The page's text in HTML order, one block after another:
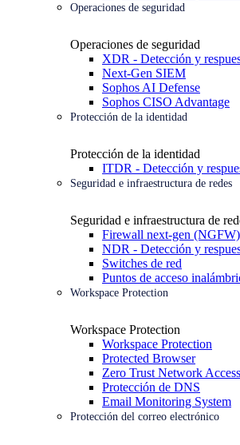
Operaciones de seguridad
Operaciones de seguridad
XDR - Detección y
Next-Gen SIEM
Sophos AI Defense
Sophos CISO Advantage
Protección de la identidad
Protección de la identidad
ITDR - Detección y
Seguridad e infraestructura de redes
Seguridad e infraestructura de
Firewall next-gen (NGFW)
NDR - Detección y
Switches de red
Puntos de acceso
Workspace Protection
Workspace Protection
Workspace Protection
Protected Browser
Zero Trust Network
Protección de DNS
Email Monitoring System
Protección del correo electrónico